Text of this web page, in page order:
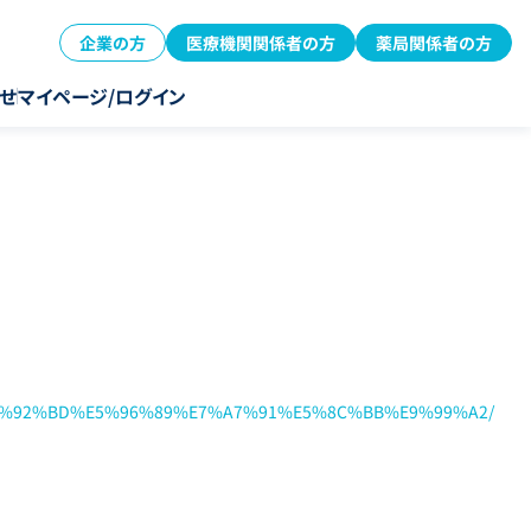
企業の方 医療機関関係者の方 薬局関係者の方
マイページ/ログイン